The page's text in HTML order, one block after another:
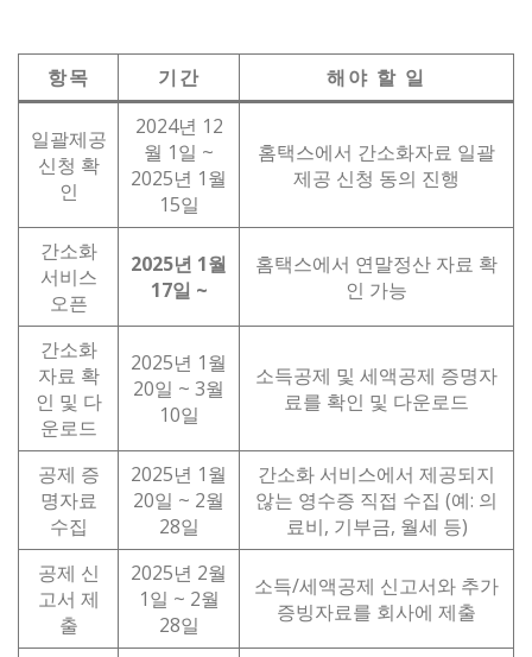
항목 기간 해야 할 일
일괄제공
신청 확
인
2024년 12
월 1일 ~
2025년 1월
15일
홈택스에서 간소화자료 일괄
제공 신청 동의 진행
간소화
서비스
오픈
2025년 1월
17일 ~
홈택스에서 연말정산 자료 확
인 가능
간소화
자료 확
인 및 다
운로드
2025년 1월
20일 ~ 3월
10일
소득공제 및 세액공제 증명자
료를 확인 및 다운로드
공제 증
명자료
수집
2025년 1월
20일 ~ 2월
28일
간소화 서비스에서 제공되지
않는 영수증 직접 수집 (예: 의
료비, 기부금, 월세 등)
공제 신
고서 제
출
2025년 2월
1일 ~ 2월
28일
소득/세액공제 신고서와 추가
증빙자료를 회사에 제출